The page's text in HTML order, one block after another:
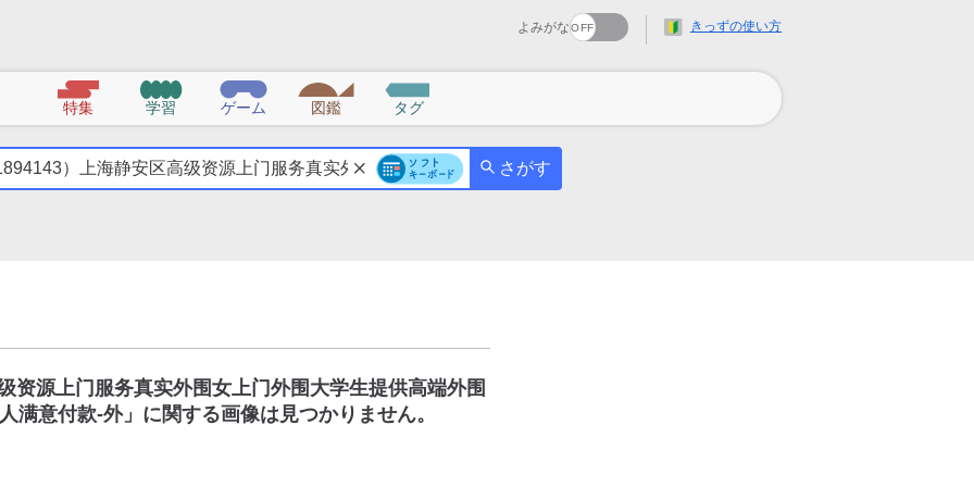
よみがな きっずの使い方
特集 学習 ゲーム 図鑑 タグ
さがす
资源上门服务真实外围女上门外围大学生提供高端外围
满意付款-外」に関する画像は見つかりません。